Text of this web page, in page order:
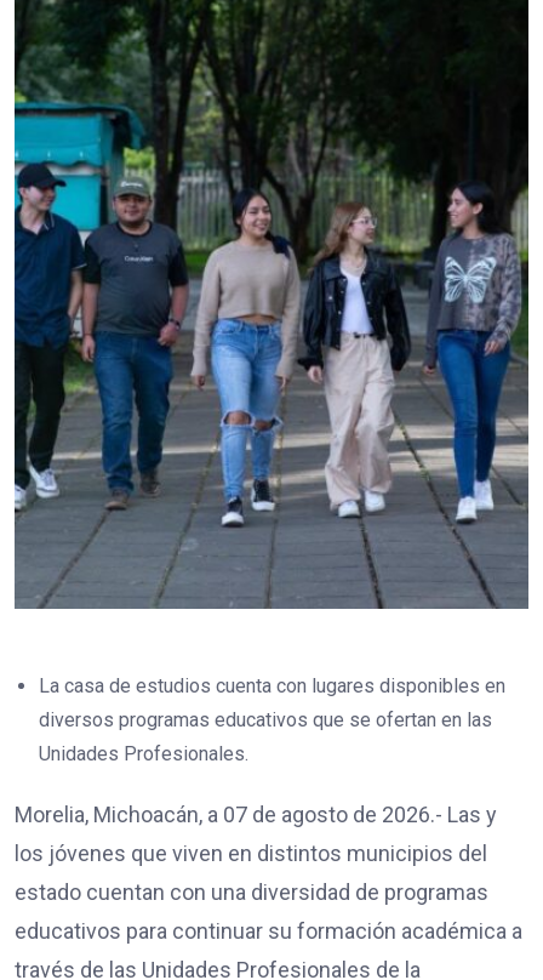
La casa de estudios cuenta con lugares disponibles en
diversos programas educativos que se ofertan en las
Unidades Profesionales.
Morelia, Michoacán, a 07 de agosto de 2026.- Las y
los jóvenes que viven en distintos municipios del
estado cuentan con una diversidad de programas
educativos para continuar su formación académica a
través de las Unidades Profesionales de la